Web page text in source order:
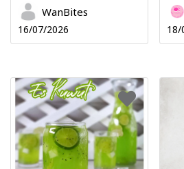
WanBites
16/07/2026 18/